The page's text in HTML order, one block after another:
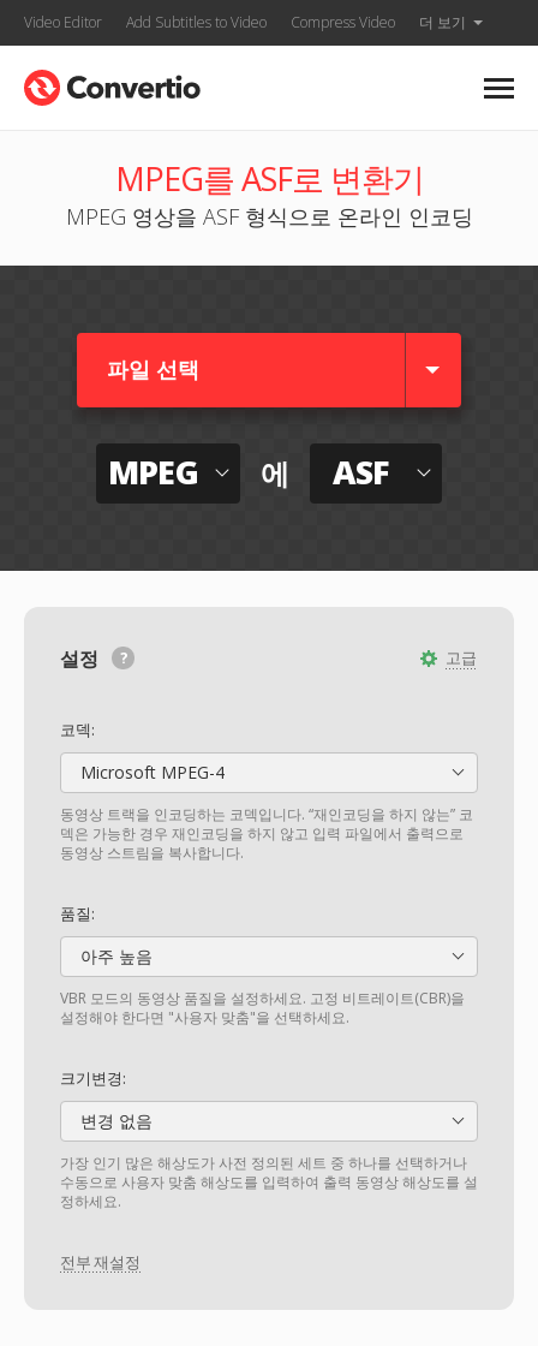
Video Editor Add Subtitles to Video Compress Video 더 보기
MPEG를 ASF로 변환기
MPEG 영상을 ASF 형식으로 온라인 인코딩
파일 선택
MPEG 에 ASF
고급
설정
코덱:
Microsoft MPEG-4
동영상 트랙을 인코딩하는 코덱입니다. “재인코딩을 하지 않는” 코
덱은 가능한 경우 재인코딩을 하지 않고 입력 파일에서 출력으로
동영상 스트림을 복사합니다.
품질:
아주 높음
VBR 모드의 동영상 품질을 설정하세요. 고정 비트레이트(CBR)을
설정해야 한다면 "사용자 맞춤"을 선택하세요.
크기변경:
변경 없음
가장 인기 많은 해상도가 사전 정의된 세트 중 하나를 선택하거나
수동으로 사용자 맞춤 해상도를 입력하여 출력 동영상 해상도를 설
정하세요.
전부 재설정